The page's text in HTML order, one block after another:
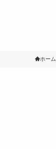
ホーム